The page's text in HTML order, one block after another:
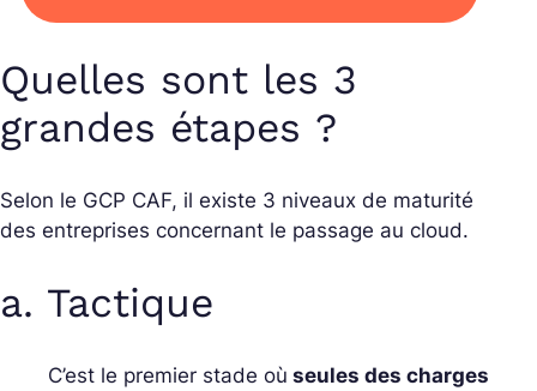
Quelles sont les 3
grandes étapes ?
Selon le GCP CAF, il existe 3 niveaux de maturité
des entreprises concernant le passage au cloud.
a. Tactique
C’est le premier stade où seules des charges